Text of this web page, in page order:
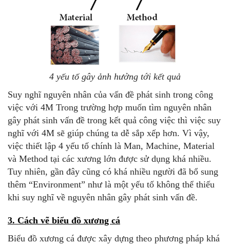
4 yếu tố gây ảnh hưởng tới kết quả
Suy nghĩ nguyên nhân của vấn đề phát sinh trong công
việc với 4M Trong trường hợp muốn tìm nguyên nhân
gây phát sinh vấn đề trong kết quả công việc thì việc suy
nghĩ với 4M sẽ giúp chúng ta dễ sắp xếp hơn. Vì vậy,
việc thiết lập 4 yếu tố chính là Man, Machine, Material
và Method tại các xương lớn được sử dụng khá nhiều.
Tuy nhiên, gần đây cũng có khá nhiều người đã bổ sung
thêm “Environment” như là một yếu tố không thể thiếu
khi suy nghĩ về nguyên nhân gây phát sinh vấn đề.
3. Cách vẽ biểu đồ xương cá
Biểu đồ xương cá được xây dựng theo phương pháp khá